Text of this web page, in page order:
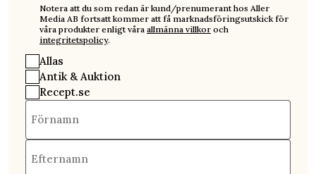
Notera att du som redan är kund/prenumerant hos Aller
Media AB fortsatt kommer att få marknadsföringsutskick för
våra produkter enligt våra allmänna villkor och
integritetspolicy.
Allas
Antik & Auktion
Recept.se
Förnamn
Efternamn